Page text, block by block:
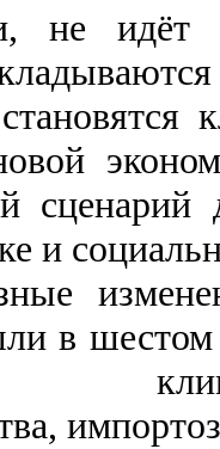
не идёт
и
в шестом